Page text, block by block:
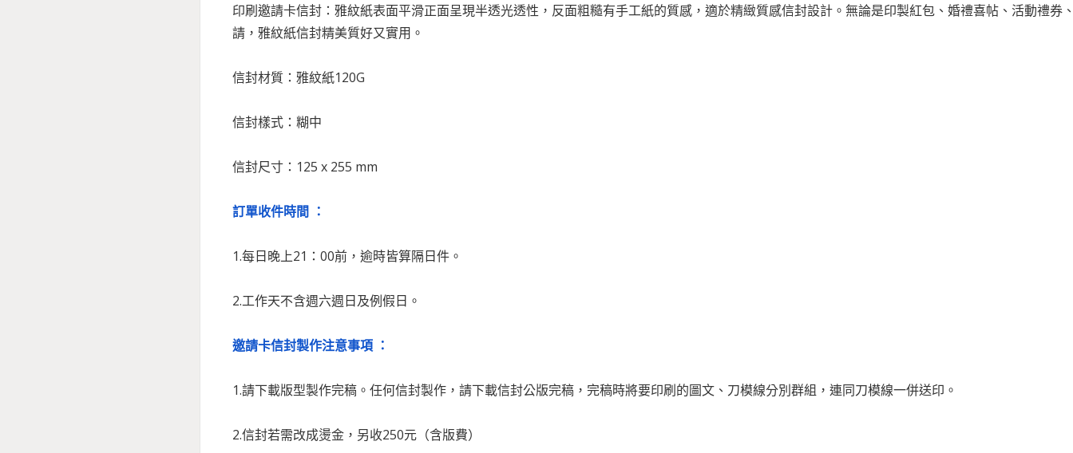
印刷邀請卡信封：雅紋紙表面平滑正面呈現半透光透性，反面粗糙有手工紙的質感，適於精緻質感信封設計。無論是印製紅包、婚禮喜帖、活動禮券
請，雅紋紙信封精美質好又實用。
信封材質：雅紋紙120G
信封樣式：糊中
信封尺寸：125 x 255 mm
訂單收件時間 ：
1.每日晚上21：00前，逾時皆算隔日件。
2.工作天不含週六週日及例假日。
邀請卡信封製作注意事項 ：
1.請下載版型製作完稿。任何信封製作，請下載信封公版完稿，完稿時將要印刷的圖文、刀模線分別群組，連同刀模線一併送印。
2.信封若需改成燙金，另收250元（含版費）